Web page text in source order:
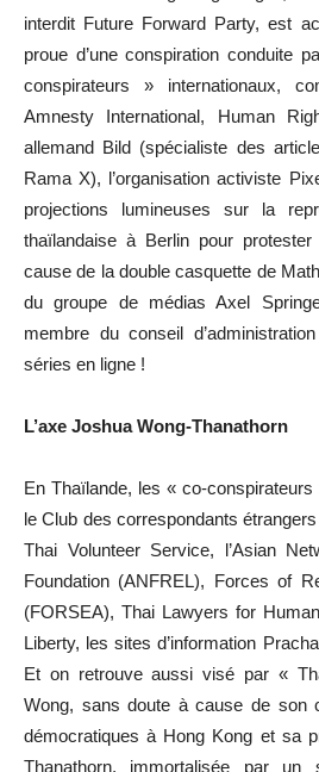
interdit Future Forward Party, est
proue d’une conspiration conduite
conspirateurs » internationaux,
Amnesty International, Human
allemand Bild (spécialiste des
Rama X), l’organisation activiste
projections lumineuses sur la
thaïlandaise à Berlin pour
cause de la double casquette de
du groupe de médias Axel
membre du conseil
séries en ligne !
L’axe Joshua Wong-Thanathorn
En Thaïlande, les « co-
le Club des correspondants
Thai Volunteer Service, l’Asian
Foundation (ANFREL), Forces of
(FORSEA), Thai Lawyers for
Liberty, les sites d’information
Et on retrouve aussi visé par «
Wong, sans doute à cause de son
démocratiques à Hong Kong et sa
Thanathorn, immortalisée par